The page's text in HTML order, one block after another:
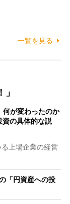
一覧を見る
何が変わったのか
の具体的な説
上場企業の経営
「円資産への投